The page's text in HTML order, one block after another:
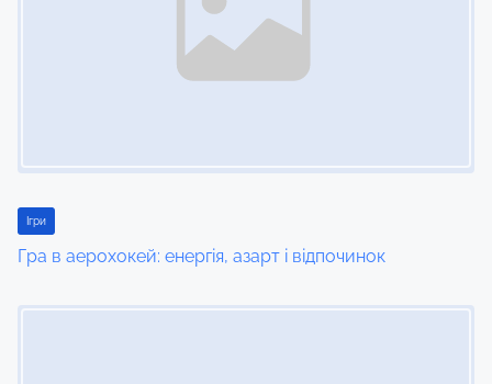
Ігри
Гра в аерохокей: енергія, азарт і відпочинок